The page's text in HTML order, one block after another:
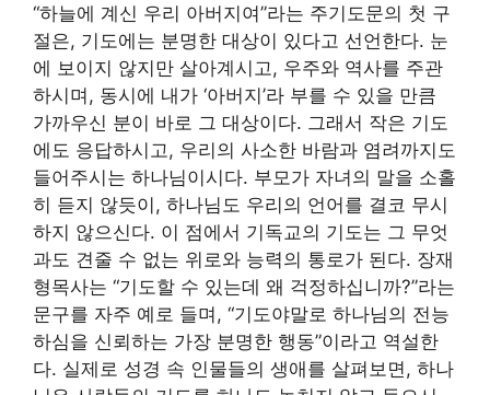
“하늘에 계신 우리 아버지여”라는 주기도문의 첫 구
절은, 기도에는 분명한 대상이 있다고 선언한다. 눈
에 보이지 않지만 살아계시고, 우주와 역사를 주관
하시며, 동시에 내가 ‘아버지’라 부를 수 있을 만큼
가까우신 분이 바로 그 대상이다. 그래서 작은 기도
에도 응답하시고, 우리의 사소한 바람과 염려까지도
들어주시는 하나님이시다. 부모가 자녀의 말을 소홀
히 듣지 않듯이, 하나님도 우리의 언어를 결코 무시
하지 않으신다. 이 점에서 기독교의 기도는 그 무엇
과도 견줄 수 없는 위로와 능력의 통로가 된다. 장재
형목사는 “기도할 수 있는데 왜 걱정하십니까?”라는
문구를 자주 예로 들며, “기도야말로 하나님의 전능
하심을 신뢰하는 가장 분명한 행동”이라고 역설한
다. 실제로 성경 속 인물들의 생애를 살펴보면, 하나